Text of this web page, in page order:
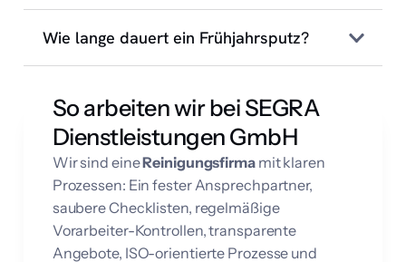
Wie lange dauert ein Frühjahrsputz?
So arbeiten wir bei SEGRA
Dienstleistungen GmbH
Wir sind eineReinigungsfirmamit klaren
Prozessen: Ein fester Ansprechpartner,
saubere Checklisten, regelmäßige
Vorarbeiter-Kontrollen, transparente
Angebote, ISO-orientierte Prozesse und